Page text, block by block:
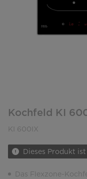
Kochfeld KI
KI 600IX
Dieses Produkt
Das Flexzone-